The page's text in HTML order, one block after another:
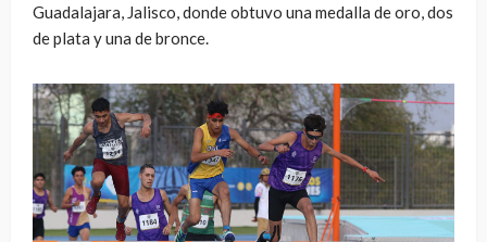
Guadalajara, Jalisco, donde obtuvo una medalla de oro, dos
de plata y una de bronce.